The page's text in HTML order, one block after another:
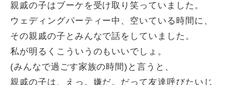
親戚の子はブーケを受け取り笑っていました。
ウェディングパーティー中、空いている時間に、
その親戚の子とみんなで話をしていました。
私が明るくこういうのもいいでしょ。
(みんなで過ごす家族の時間)と言うと、
親戚の子は、えっ。嫌だ。だって友達呼びたいじ